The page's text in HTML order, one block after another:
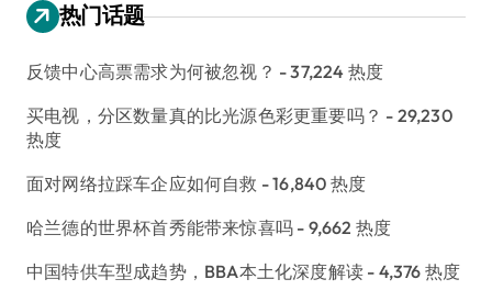
热门话题
反馈中心高票需求为何被忽视？ - 37,224 热度
买电视，分区数量真的比光源色彩更重要吗？ - 29,230
热度
面对网络拉踩车企应如何自救 - 16,840 热度
哈兰德的世界杯首秀能带来惊喜吗 - 9,662 热度
中国特供车型成趋势，BBA本土化深度解读 - 4,376 热度